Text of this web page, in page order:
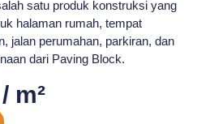
satu produk konstruksi yang
halaman rumah, tempat
jalan perumahan, parkiran, dan
dari Paving Block.
m²